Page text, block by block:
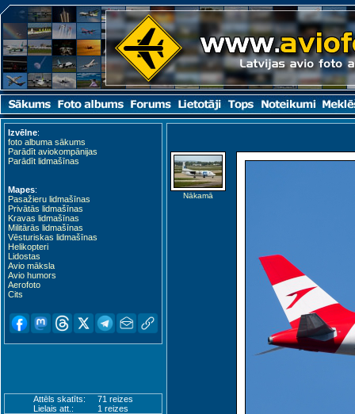
Izvēlne:
foto albuma sākums
Parādīt aviokompānijas
Parādīt lidmašīnas
Mapes:
Pasažieru lidmašīnas
Privātās lidmašīnas
Kravas lidmašīnas
Militārās lidmašīnas
Vēsturiskas lidmašīnas
Helikopteri
Lidostas
Avio māksla
Avio humors
Aerofoto
Cits
Attēls skatīts:
71 reizes
Lielais att.:
1 reizes
Nākamā